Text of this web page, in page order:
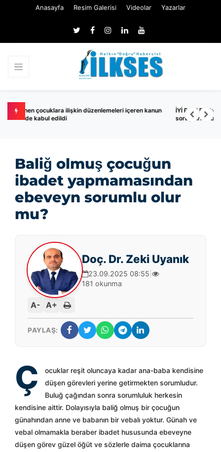
Anasayfa Resim Galerisi Videolar Yazarlar
İYİ Parti Balıkesir Milletvekili Turhan Çömez hakkında
soruşturma başlatıldı
Baliğ olmuş çocuğun
ibadet yapmamasından
ebeveyn sorumlu olur
mu?
Doç. Dr. Zeki Uyanık
23.09.2025 08:55
181 okunma
A- A+
PAYLAŞ:
Ç
ocuklar reşit oluncaya kadar ana-baba kendisine
düşen görevleri yerine getirmekten sorumludur.
Buluğ çağından sonra sorumluluk herkesin
kendisine aittir. Dolayısıyla baliğ olmuş bir çocuğun
günahından anne ve babanın bir vebalı yoktur. Günah ve
vebal olmamakla beraber ibadet hususunda ebeveyne
düşen görev güzel öğüt ve sözlerle daima çocuklarına